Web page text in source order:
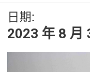
日期:
2023 年 8 月